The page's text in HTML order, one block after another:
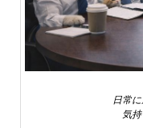
日常
気